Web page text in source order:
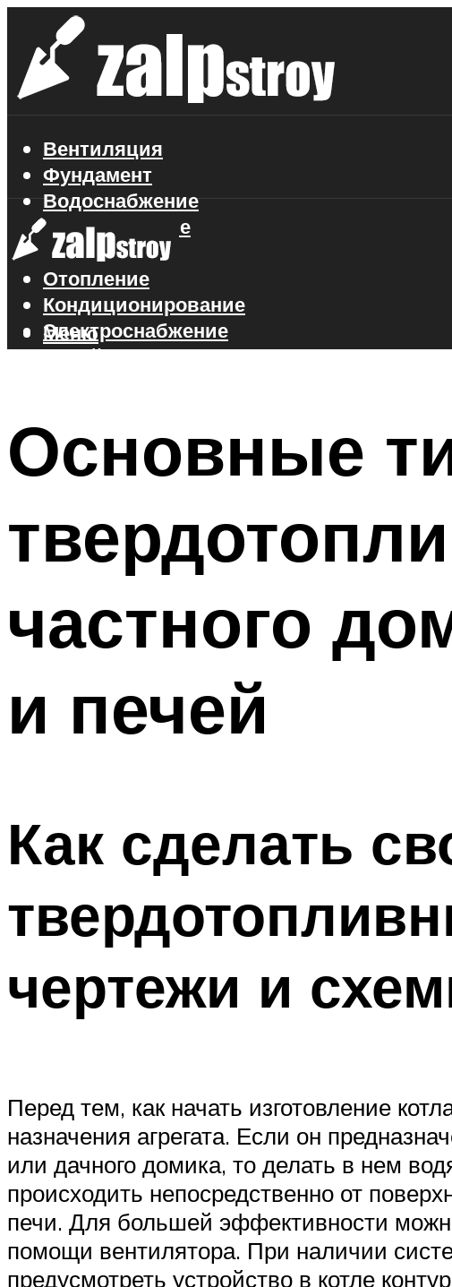
Вентиляция
Фундамент
Водоснабжение
Газоснабжение
Канализация
Отопление
Кондиционирование
Электроснабжение
Стройматериалы
Меню
Основные
частного
и печей
Как сделать
чертежи и
Перед тем, как начать изготовление
назначения агрегата. Если он
или дачного домика, то делать в нем
происходить непосредственно от
печи. Для большей эффективности
помощи вентилятора. При наличии
предусмотреть устройство в котле